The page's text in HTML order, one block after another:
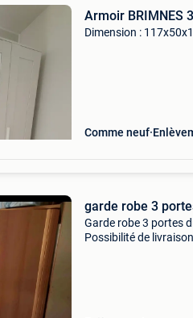
Armoir BRIMNES
Dimension :
Comme neuf
garde robe 3
Garde robe 3 portes
Possibilité de